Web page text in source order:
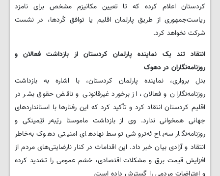
کردستان اعلام کرده که تا تعیین مکانیزم مشخص برای نامزد
ریاست‌جمهوری از طریق پارلمان اقلیم یا توافق کُردها، در نشست
شرکت نخواهد کرد.
انتقاد تند یک نماینده پارلمان کردستان از بازداشت فعالان و
روزنامه‌نگاران در دهوک
بدل برواری، نماینده پارلمان کردستان، با اشاره به بازداشت
روزنامه‌نگاران و فعالان، از برخورد غیرقانونی و ناقض حقوق بشر در
اقلیم کردستان انتقاد کرد و تأکید کرد که این رفتارها با استانداردهای
جهانی همخوانی ندارد. وی از بازداشت ماموستا رێبەر ئێمینکی و
روزنامه‌نگار سەباح ئەتروشی توسط نهادهای امنیتی دهوک به‌خاطر
انتقاد و آزادی بیان خبر داد. این اقدامات در کنار نارضایتی‌های مردم از
افزایش قیمت برق و مشکلات اقتصادی، خشم عمومی را تشدید کرده